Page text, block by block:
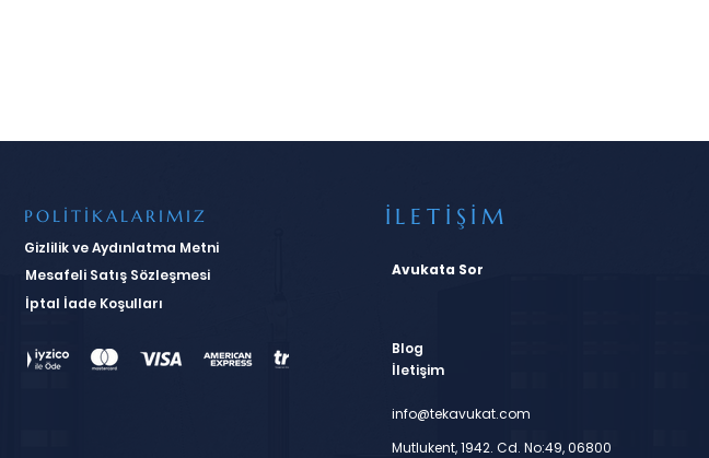
POLİTİKALARIMIZ
Gizlilik ve Aydınlatma Metni
Mesafeli Satış Sözleşmesi
İptal İade Koşulları
İLETİŞİM
Avukata Sor
Blog
İletişim
info@tekavukat.com
Mutlukent, 1942. Cd. No:49, 06800